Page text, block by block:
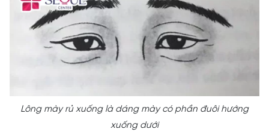
Lông mày rủ xuống là dáng mày có phần đuôi hướng
xuống dưới